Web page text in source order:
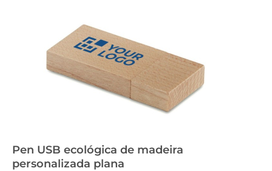
Pen USB ecológica de madeira
personalizada plana